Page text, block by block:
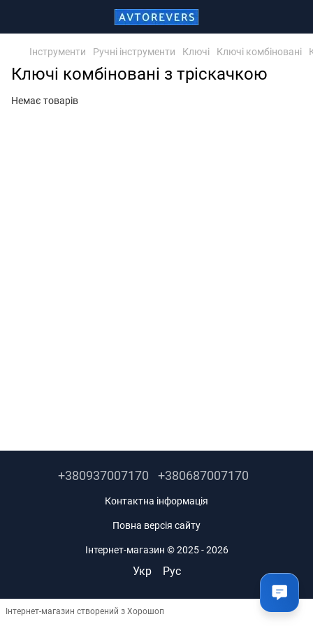
Інструменти Ручні інструменти Ключі Ключі комбіновані
Ключі комбіновані з тріскачкою
Немає товарів
+380937007170 +380687007170
Контактна інформація
Повна версія сайту
Інтернет-магазин © 2025 - 2026
Укр Рус
Інтернет-магазин створений з Хорошоп